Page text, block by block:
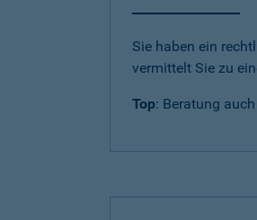
Sie haben ein
vermittelt Sie zu
Top: Beratung